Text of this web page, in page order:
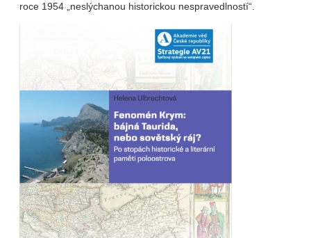
roce 1954 „neslýchanou historickou nespravedlností“.